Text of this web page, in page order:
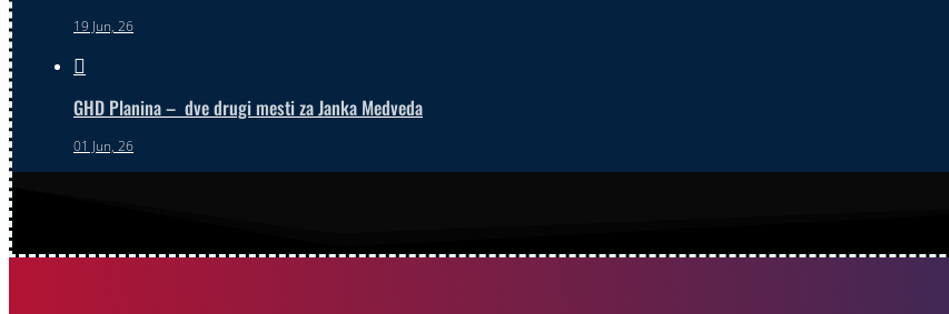
19 Jun, 26

GHD Planina – dve drugi mesti za Janka Medveda
01 Jun, 26